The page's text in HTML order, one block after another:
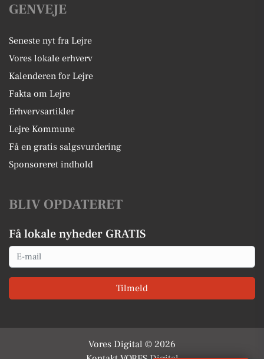
GENVEJE
Seneste nyt fra Lejre
Vores lokale erhverv
Kalenderen for Lejre
Fakta om Lejre
Erhvervsartikler
Lejre Kommune
Få en gratis salgsvurdering
Sponsoreret indhold
BLIV OPDATERET
Få lokale nyheder GRATIS
Email
Tilmeld
Vores Digital © 2026